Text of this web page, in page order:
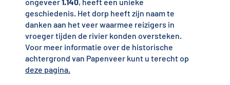
geschiedenis. Het dorp heeft zijn naam te
danken aan het veer waarmee reizigers in
vroeger tijden de rivier konden oversteken.
Voor meer informatie over de historische
achtergrond van Papenveer kunt u terecht op
deze pagina.